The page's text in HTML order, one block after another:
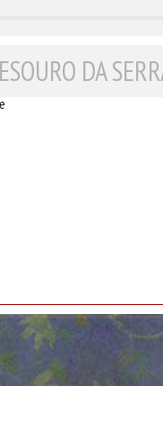
DA